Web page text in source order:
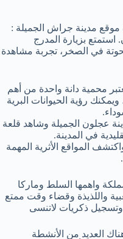
موقع مدينة جراش الجميلة :
استمتع بزيارة المدرج
في الصخر، تجربة مشاهدة
محمية دانة واحدة من أهم
رؤية الحيوانات البرية
عجلون الجميلة وشاهد قلعة
في المدينة.
المواقع الأثرية المهمة
واهمها السلط وماركا
واللذيذة وقضاء وقت ممتع
وتسجيل ذكريات لاتنسى
العديد من الأنشطة